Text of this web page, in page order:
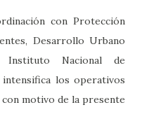
con Protección
Desarrollo Urbano
Nacional de
los operativos
motivo de la presente